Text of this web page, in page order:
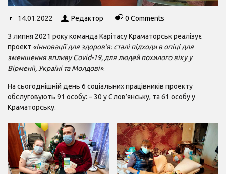
14.01.2022 Редактор 0 Comments
З липня 2021 року команда Карітасу Краматорськ реалізує
проект «Інновації для здоров’я: сталі підходи в опіці для
зменшення впливу Covid-19, для людей похилого віку у
Вірменії, Україні та Молдові».
На сьогоднішній день 6 соціальних працівників проекту
обслуговують 91 особу: – 30 у Слов’янську, та 61 особу у
Краматорську.